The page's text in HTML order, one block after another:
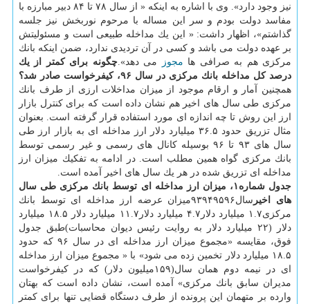
نیز وجود دارد». وی با اشاره به اینكه « از سال ۷۸ تا ۸۴ دبیر مبارزه با
مفاسد دولت بودم و سر این مساله با مرحوم نوربخش نیز جلسه
گذاشتم»، اظهار داشت: « این یك مداخله طبیعی است و مسئولیتش
بر عهده دولت می باشد و كسی در آن تردیدی ندارد، ضمن اینكه بانك
مركزی هم به صرافی ها مجوز می دهد».چگونه برای كمتر از یك
درصد كل مداخله بانك مركزی در سال ۹۶، كیفرخواست صادر شد؟
همچنین آمار و ارقام موجود از میزان مداخلات ارزی از طرف بانك
مركزی طی سال های اخیر هم نشان داده است كه برای كنترل بازار
ارز این روش تا چه اندازه ای مورد استفاده قرار گرفته است. بعنوان
مثال تزریق حدود ۳۶.۵ میلیارد دلار ارز مداخله ای به بازار ارز طی
سال های ۹۳ تا ۹۶ بوسیله كانال های رسمی و غیر رسمی توسط
بانك مركزی گواه همین مطلب است. در ادامه به تفكیك میزان ارز
مداخله ای تزریق شده در هر یك سال های اخیر آمده است.
جدول شماره۱، میزان ارز مداخله ای توسط بانك مركزی طی سال
های اخیر
سال۹۳۹۴۹۵۹۶میزان عرضه ارز مداخله ای توسط بانك
مركزی۱.۷ میلیارد دلار۴.۷ میلیارد دلار۱۱.۷ میلیارد دلار ۱۸.۵ میلیارد
دلار (۲۲ میلیارد دلار به روایت رئیس دیوان محاسبات)طبق جدول
فوق، مقایسه «مجموع میزان ارز مداخله ای در سال ۹۶ كه حدود
۱۸.۵ میلیارد دلار تخمین زده می شود» با « مجموع میزان ارز مداخله
ای در نیمه دوم همان سال(۱۵۹میلیون دلار) كه در كیفرخواست
مدیران سابق بانك مركزی» آمده است، نشان داده است كه بهتان
وارده بر متهمان این پرونده از طرف دستگاه قضایی تنها برای كمتر